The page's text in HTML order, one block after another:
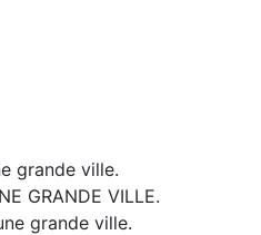
grande ville.
GRANDE VILLE.
grande ville.